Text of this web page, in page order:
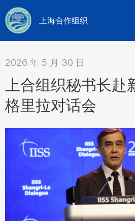
上海合作组织
2026 年 5 月 30 日
上合组织秘书长赴
格里拉对话会